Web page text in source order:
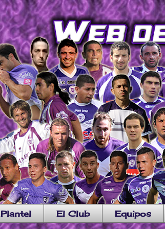
Plantel El Club Equipos